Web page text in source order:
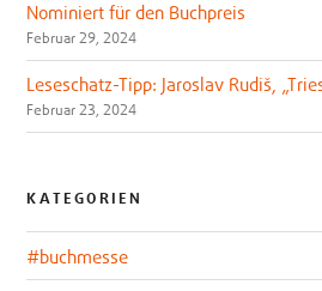
Nominiert für den Buchpreis
Februar 29, 2024
Leseschatz-Tipp: Jaroslav Rudiš,
Februar 23, 2024
KATEGORIEN
#buchmesse